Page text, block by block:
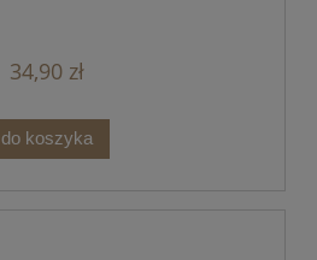
34,90 zł
do koszyka